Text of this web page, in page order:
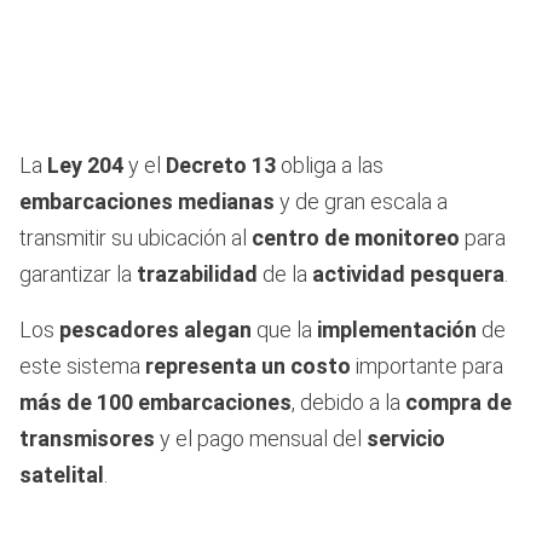
La Ley 204y el Decreto 13 obliga a las
embarcaciones medianas y de gran escala a
transmitir su ubicación al centro de monitoreo para
garantizar la trazabilidad de la actividad pesquera.
Los pescadores alegan que la implementación de
este sistema representa un costo importante para
más de 100 embarcaciones, debido a la compra de
transmisores y el pago mensual del servicio
satelital .